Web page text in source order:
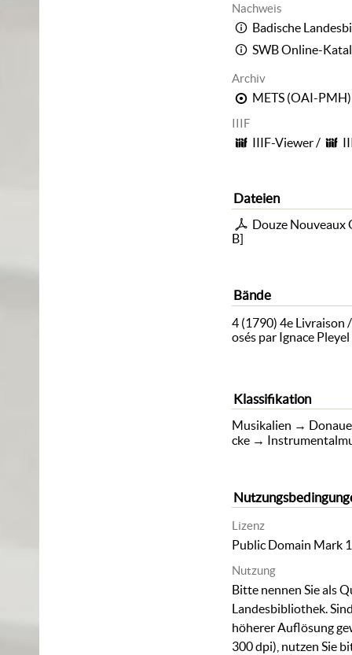
Nachweis
Badische
SWB Online-
Archiv
METS (OAI-PMH)
IIIF
IIIF-Viewer/
Dateien
Douze Nouveaux
B]
Bände
4 (1790)4e Livraison
osés par Ignace Pleyel
Klassifikation
Musikalien →
cke →
Lizenz
Public Domain Mark
Nutzung
Bitte nennen Sie als
Landesbibliothek.
höherer Auflösung
300 dpi), nutzen Sie